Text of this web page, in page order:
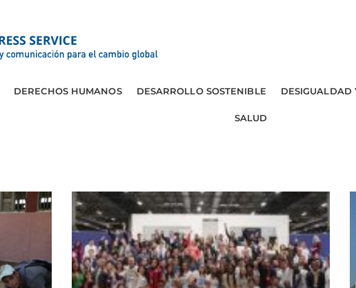
DERECHOS HUMANOS DESARROLLO SOSTENIBLE DESIGUALDAD
SALUD